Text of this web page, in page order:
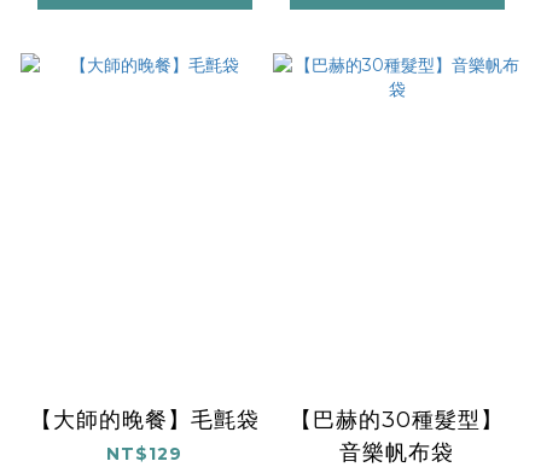
【大師的晚餐】毛氈袋
NT$129
【巴赫的30種髮型】
音樂帆布袋